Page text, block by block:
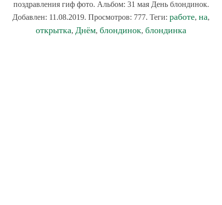
поздравления гиф фото. Альбом: 31 мая День блондинок.
Добавлен: 11.08.2019. Просмотров: 777. Теги: работе, на,
открытка, Днём, блондинок, блондинка